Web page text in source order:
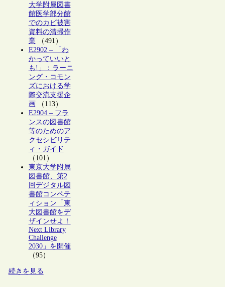
大学附属図書
館医学部分館
でのカビ被害
資料の清掃作
業（491）
E2902 – 「わ
かっていいと
も!」：ラーニ
ング・コモン
ズにおける学
際交流支援企
画（113）
E2904 – フラ
ンスの図書館
等のためのア
クセシビリテ
ィ・ガイド
（101）
東京大学附属
図書館、第2
回デジタル図
書館コンペテ
ィション「東
大図書館をデ
ザインせよ！
Next Library
Challenge
2030」を開催
（95）
続きを見る